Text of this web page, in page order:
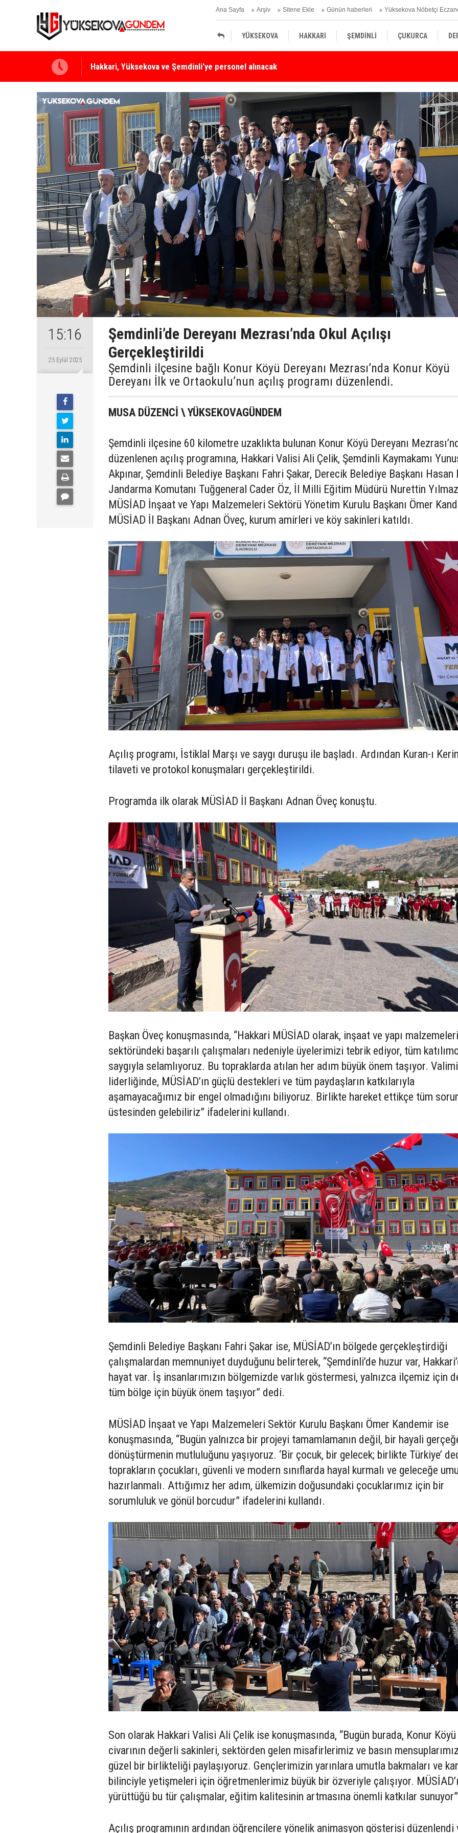
Ana Sayfa Arşiv Sitene Ekle Günün haberleri Yüksekova Nöbetçi
YÜKSEKOVA HAKKARİ ŞEMDİNLİ ÇUKURCA
Yüksekova Ziraat Odası'ndan Yangınlara Karşı Duyarlılık Çağrısı
15:16
25 Eylül 2025
Şemdinli’de Dereyanı Mezrası’nda Okul Açılışı
Gerçekleştirildi
Şemdinli ilçesine bağlı Konur Köyü Dereyanı Mezrası’nda Konur Köyü
Dereyanı İlk ve Ortaokulu’nun açılış programı düzenlendi.
MUSA DÜZENCİ \ YÜKSEKOVAGÜNDEM
Şemdinli ilçesine 60 kilometre uzaklıkta bulunan Konur Köyü Dereyanı
düzenlenen açılış programına, Hakkari Valisi Ali Çelik, Şemdinli Kaymakamı
Akpınar, Şemdinli Belediye Başkanı Fahri Şakar, Derecik Belediye Başkanı Hasan
Jandarma Komutanı Tuğgeneral Cader Öz, İl Milli Eğitim Müdürü Nurettin
MÜSİAD İnşaat ve Yapı Malzemeleri Sektörü Yönetim Kurulu Başkanı Ömer
MÜSİAD İl Başkanı Adnan Öveç, kurum amirleri ve köy sakinleri katıldı.
Açılış programı, İstiklal Marşı ve saygı duruşu ile başladı. Ardından Kuran-ı
tilaveti ve protokol konuşmaları gerçekleştirildi.
Programda ilk olarak MÜSİAD İl Başkanı Adnan Öveç konuştu.
Başkan Öveç konuşmasında, “Hakkari MÜSİAD olarak, inşaat ve yapı malzemeleri
sektöründeki başarılı çalışmaları nedeniyle üyelerimizi tebrik ediyor, tüm
saygıyla selamlıyoruz. Bu topraklarda atılan her adım büyük önem taşıyor.
liderliğinde, MÜSİAD’ın güçlü destekleri ve tüm paydaşların katkılarıyla
aşamayacağımız bir engel olmadığını biliyoruz. Birlikte hareket ettikçe tüm
üstesinden gelebiliriz” ifadelerini kullandı.
Şemdinli Belediye Başkanı Fahri Şakar ise, MÜSİAD’ın bölgede gerçekleştirdiği
çalışmalardan memnuniyet duyduğunu belirterek, “Şemdinli’de huzur var,
hayat var. İş insanlarımızın bölgemizde varlık göstermesi, yalnızca ilçemiz için
tüm bölge için büyük önem taşıyor” dedi.
MÜSİAD İnşaat ve Yapı Malzemeleri Sektör Kurulu Başkanı Ömer Kandemir ise
konuşmasında, “Bugün yalnızca bir projeyi tamamlamanın değil, bir hayali
dönüştürmenin mutluluğunu yaşıyoruz. ‘Bir çocuk, bir gelecek; birlikte Türkiye’
toprakların çocukları, güvenli ve modern sınıflarda hayal kurmalı ve geleceğe
hazırlanmalı. Attığımız her adım, ülkemizin doğusundaki çocuklarımız için bir
sorumluluk ve gönül borcudur” ifadelerini kullandı.
Son olarak Hakkari Valisi Ali Çelik ise konuşmasında, “Bugün burada, Konur
civarının değerli sakinleri, sektörden gelen misafirlerimiz ve basın
güzel bir birlikteliği paylaşıyoruz. Gençlerimizin yarınlara umutla bakmaları ve
bilinciyle yetişmeleri için öğretmenlerimiz büyük bir özveriyle çalışıyor.
yürüttüğü bu tür çalışmalar, eğitim kalitesinin artmasına önemli katkılar
Açılış programının ardından öğrencilere yönelik animasyon gösterisi düzenlendi